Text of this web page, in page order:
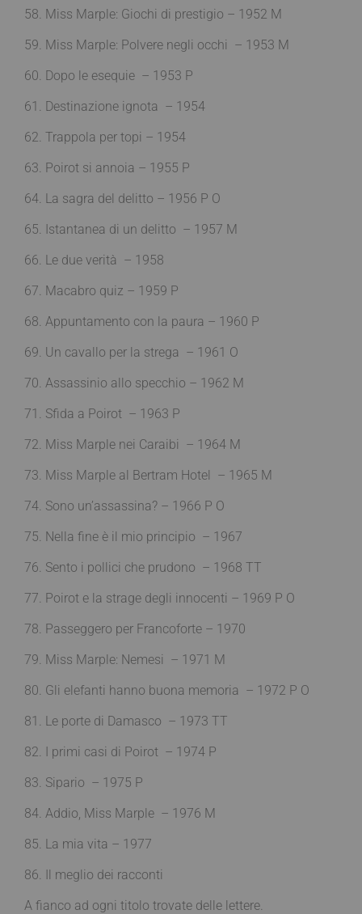
58. Miss Marple: Giochi di prestigio – 1952 M
59. Miss Marple: Polvere negli occhi – 1953 M
60. Dopo le esequie – 1953 P
61. Destinazione ignota – 1954
62. Trappola per topi – 1954
63. Poirot si annoia – 1955 P
64. La sagra del delitto – 1956 P O
65. Istantanea di un delitto – 1957 M
66. Le due verità – 1958
67. Macabro quiz – 1959 P
68. Appuntamento con la paura – 1960 P
69. Un cavallo per la strega – 1961 O
70. Assassinio allo specchio – 1962 M
71. Sfida a Poirot – 1963 P
72. Miss Marple nei Caraibi – 1964 M
73. Miss Marple al Bertram Hotel – 1965 M
74. Sono un’assassina? – 1966 P O
75. Nella fine è il mio principio – 1967
76. Sento i pollici che prudono – 1968 TT
77. Poirot e la strage degli innocenti – 1969 P O
78. Passeggero per Francoforte – 1970
79. Miss Marple: Nemesi – 1971 M
80. Gli elefanti hanno buona memoria – 1972 P O
81. Le porte di Damasco – 1973 TT
82. I primi casi di Poirot – 1974 P
83. Sipario – 1975 P
84. Addio, Miss Marple – 1976 M
85. La mia vita – 1977
86. Il meglio dei racconti
A fianco ad ogni titolo trovate delle lettere.